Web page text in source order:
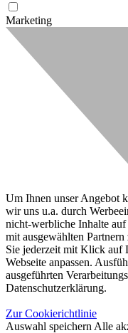
Marketing
Um Ihnen unser Angebot
wir uns u.a. durch
nicht-werbliche Inhalte
mit ausgewählten
Sie jederzeit mit Klick auf
Webseite anpassen.
ausgeführten
Datenschutzerklärung.
Zur Cookierichtlinie
Auswahl speichern Alle